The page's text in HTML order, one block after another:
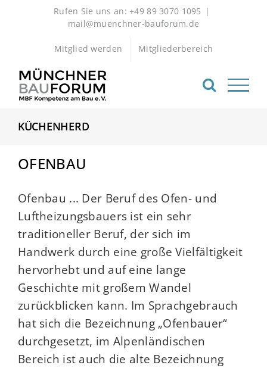
Rufen Sie uns an: +49 89 3070 1095 |
mail@muenchner-bauforum.de
Mitglied werden Mitgliederbereich
KÜCHENHERD
OFENBAU
Ofenbau ... Der Beruf des Ofen- und
Luftheizungsbauers ist ein sehr
traditioneller Beruf, der sich im
Handwerk durch eine große Vielfältigkeit
hervorhebt und auf eine lange
Geschichte mit großem Wandel
zurückblicken kann. Im Sprachgebrauch
hat sich die Bezeichnung „Ofenbauer“
durchgesetzt, im Alpenländischen
Bereich ist auch die alte Bezeichnung